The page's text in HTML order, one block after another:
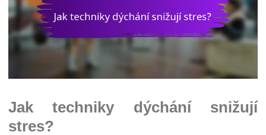
Jak techniky dýchání snižují
stres?